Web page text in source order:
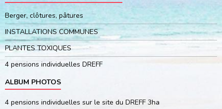
Berger, clôtures, pâtures
INSTALLATIONS COMMUNES
PLANTES TOXIQUES
4 pensions individuelles DREFF
ALBUM PHOTOS
4 pensions individuelles sur le site du DREFF 3ha